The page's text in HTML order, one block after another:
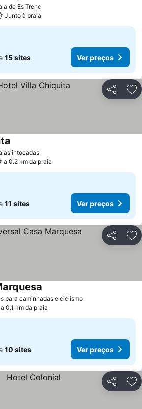
de Es Trenc
Junto à praia
15 sites Ver preços
Partilhar
intocadasVer preços
a 0.2 km da praia
11 sites Ver preços
Partilhar
para caminhadas e ciclismoVer preços
a 0.1 km da praia
10 sites Ver preços
Partilhar